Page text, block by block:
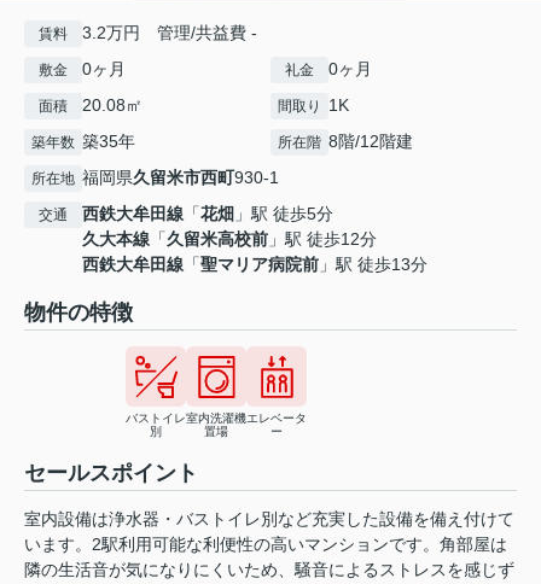
賃料 3.2万円 管理/共益費 -
敷金 0ヶ月 礼金 0ヶ月
面積 20.08㎡ 間取り 1K
築年数 築35年 所在階 8階/12階建
所在地 福岡県久留米市西町930-1
交通 西鉄大牟田線 「花畑 」駅 徒歩5分
久大本線 「久留米高校前 」駅 徒歩12分
西鉄大牟田線 「聖マリア病院前 」駅 徒歩13分
物件の特徴
バストイレ
別
室内洗濯機
置場
エレベータ
ー
セールスポイント
室内設備は浄水器・バストイレ別など充実した設備を備え付けて
います。2駅利用可能な利便性の高いマンションです。角部屋は
隣の生活音が気になりにくいため、騒音によるストレスを感じず